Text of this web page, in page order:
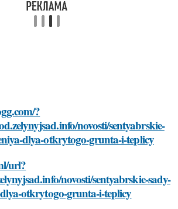
?
novosti/sentyabrskie-
dlya-otkrytogo-grunta-i-teplicy
url?
novosti/sentyabrskie-sady-
otkrytogo-grunta-i-teplicy